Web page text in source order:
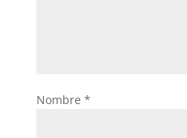
Nombre *